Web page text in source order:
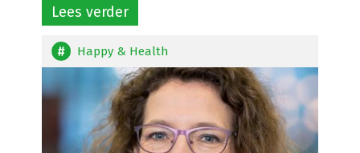
Lees verder
Happy & Health